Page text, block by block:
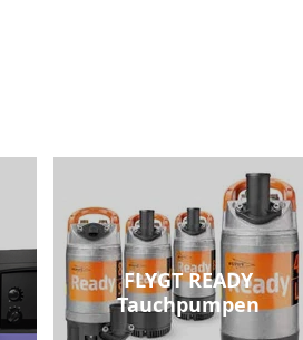
FLYGT READY
Tauchpumpen